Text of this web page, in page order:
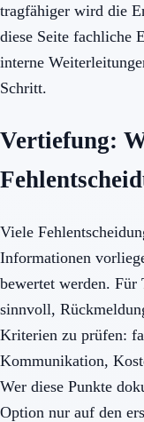
tragfähiger wird die
diese Seite fachliche
interne
Schritt.
Vertiefung:
Viele
Informationen
bewertet werden. Für
sinnvoll,
Kriterien zu prüfen:
Kommunikation,
Wer diese Punkte
Option nur auf den